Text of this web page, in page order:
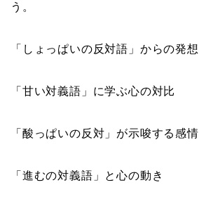
う。
「しょっぱいの反対語」からの発想
「甘い対義語」に学ぶ心の対比
「酸っぱいの反対」が示唆する感情
「進むの対義語」と心の動き